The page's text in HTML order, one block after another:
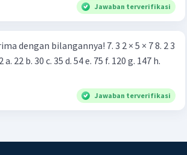
Jawaban terverifikasi
bilangannya! 7. 3 2 × 5 × 7 8. 2 3
Jawaban terverifikasi